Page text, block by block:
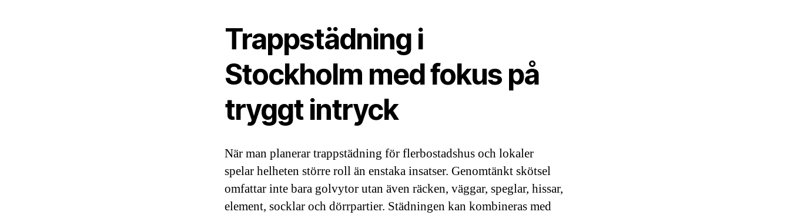
Trappstädning i
Stockholm med fokus på
tryggt intryck
När man planerar trappstädning för flerbostadshus och lokaler
spelar helheten större roll än enstaka insatser. Genomtänkt skötsel
omfattar inte bara golvytor utan även räcken, väggar, speglar, hissar,
element, socklar och dörrpartier. Städningen kan kombineras med